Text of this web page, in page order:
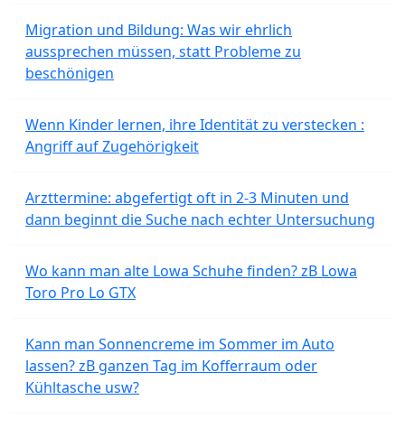
Migration und Bildung: Was wir ehrlich
aussprechen müssen, statt Probleme zu
beschönigen
Wenn Kinder lernen, ihre Identität zu verstecken :
Angriff auf Zugehörigkeit
Arzttermine: abgefertigt oft in 2-3 Minuten und
dann beginnt die Suche nach echter Untersuchung
Wo kann man alte Lowa Schuhe finden? zB Lowa
Toro Pro Lo GTX
Kann man Sonnencreme im Sommer im Auto
lassen? zB ganzen Tag im Kofferraum oder
Kühltasche usw?